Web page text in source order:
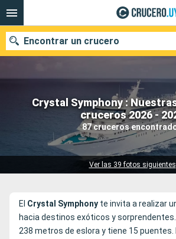
Crystal Symphony :
cruceros 2026 -
87 cruceros
Ver las 39 fotos siguientes
Encontrar un crucero
Nuestros destinos
Fecha de salida
El Crystal Symphony te invita a realizar
hacia destinos exóticos y
238 metros de eslora y tiene 15 puentes.